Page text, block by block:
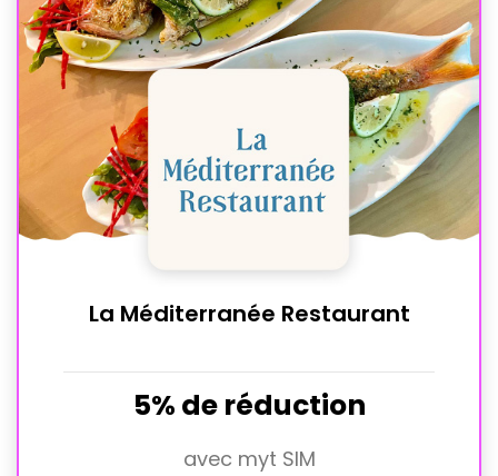
La Méditerranée Restaurant
5% de réduction
avec myt SIM